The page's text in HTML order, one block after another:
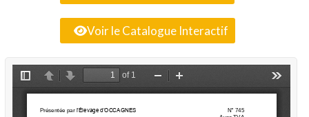
Voir le Catalogue Interactif